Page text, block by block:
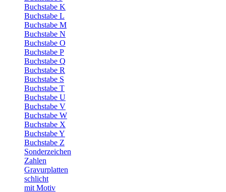
Buchstabe K
Buchstabe L
Buchstabe M
Buchstabe N
Buchstabe O
Buchstabe P
Buchstabe Q
Buchstabe R
Buchstabe S
Buchstabe T
Buchstabe U
Buchstabe V
Buchstabe W
Buchstabe X
Buchstabe Y
Buchstabe Z
Sonderzeichen
Zahlen
Gravurplatten
schlicht
mit Motiv